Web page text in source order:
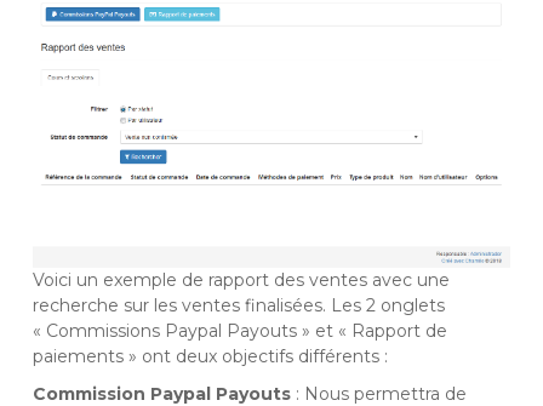
Voici un exemple de rapport des ventes avec une
recherche sur les ventes finalisées. Les 2 onglets
« Commissions Paypal Payouts » et « Rapport de
paiements » ont deux objectifs différents :
Commission Paypal Payouts : Nous permettra de